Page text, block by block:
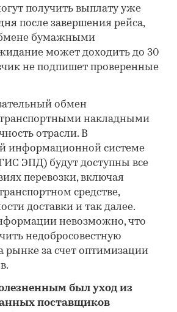
получить выплату уже
после завершения рейса,
бумажными
может доходить до 30
не подпишет проверенные
обмен
накладными
отрасли. В
информационной системе
ЭПД) будут доступны все
перевозки, включая
средстве,
доставки и так далее.
невозможно, что
недобросовестную
рынке за счет оптимизации
был уход из
поставщиков